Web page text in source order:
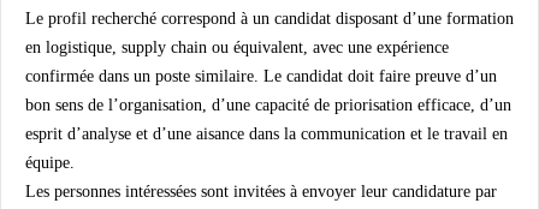
Le profil recherché correspond à un candidat disposant d’une formation
en logistique, supply chain ou équivalent, avec une expérience
confirmée dans un poste similaire. Le candidat doit faire preuve d’un
bon sens de l’organisation, d’une capacité de priorisation efficace, d’un
esprit d’analyse et d’une aisance dans la communication et le travail en
équipe.
Les personnes intéressées sont invitées à envoyer leur candidature par